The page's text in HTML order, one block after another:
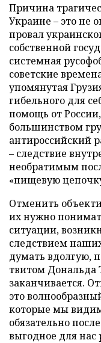
Причина
Украине – это не
провал
собственной
системная
советские
упомянутая
гибельного для
помощь от
большинством
антироссийский
– следствие
необратимым
«пищевую
Отменить
их нужно
ситуации,
следствием
думать вдолгую,
твитом Дональда
заканчивается.
это
которые мы
обязательно
выгодное для нас